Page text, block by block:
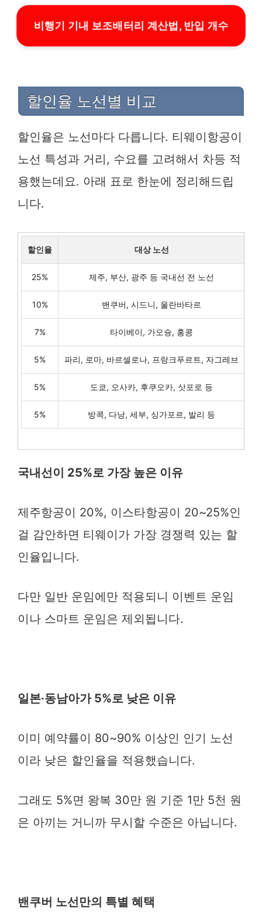
비행기 기내 보조배터리 계산법, 반입 개수
할인율 노선별 비교
할인율은 노선마다 다릅니다. 티웨이항공이
노선 특성과 거리, 수요를 고려해서 차등 적
용했는데요. 아래 표로 한눈에 정리해드립
니다.
할인율 대상 노선
25% 제주, 부산, 광주 등 국내선 전 노선
10% 밴쿠버, 시드니, 울란바타르
7% 타이베이, 가오슝, 홍콩
5% 파리, 로마, 바르셀로나, 프랑크푸르트, 자그레브
5% 도쿄, 오사카, 후쿠오카, 삿포로 등
5% 방콕, 다낭, 세부, 싱가포르, 발리 등
국내선이 25%로 가장 높은 이유
제주항공이 20%, 이스타항공이 20~25%인
걸 감안하면 티웨이가 가장 경쟁력 있는 할
인율입니다.
다만 일반 운임에만 적용되니 이벤트 운임
이나 스마트 운임은 제외됩니다.
일본·동남아가 5%로 낮은 이유
이미 예약률이 80~90% 이상인 인기 노선
이라 낮은 할인율을 적용했습니다.
그래도 5%면 왕복 30만 원 기준 1만 5천 원
은 아끼는 거니까 무시할 수준은 아닙니다.
밴쿠버 노선만의 특별 혜택